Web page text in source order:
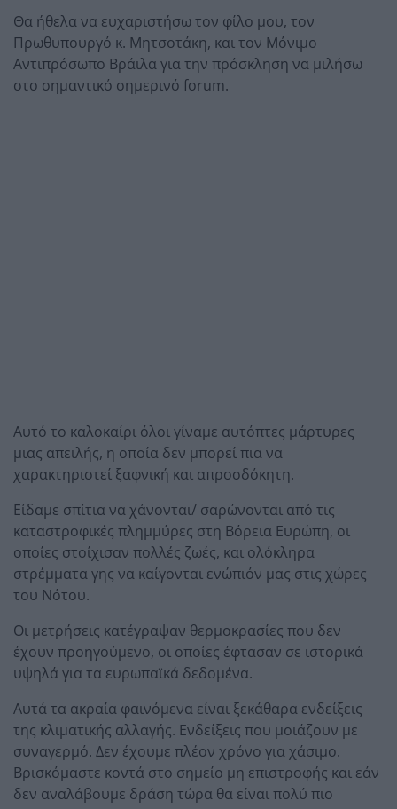
Θα ήθελα να ευχαριστήσω τον φίλο μου, τον
Πρωθυπουργό κ. Μητσοτάκη, και τον Μόνιμο
Αντιπρόσωπο Βράιλα για την πρόσκληση να μιλήσω
στο σημαντικό σημερινό forum.
Αυτό το καλοκαίρι όλοι γίναμε αυτόπτες μάρτυρες
μιας απειλής, η οποία δεν μπορεί πια να
χαρακτηριστεί ξαφνική και απροσδόκητη.
Είδαμε σπίτια να χάνονται/ σαρώνονται από τις
καταστροφικές πλημμύρες στη Βόρεια Ευρώπη, οι
οποίες στοίχισαν πολλές ζωές, και ολόκληρα
στρέμματα γης να καίγονται ενώπιόν μας στις χώρες
του Νότου.
Οι μετρήσεις κατέγραψαν θερμοκρασίες που δεν
έχουν προηγούμενο, οι οποίες έφτασαν σε ιστορικά
υψηλά για τα ευρωπαϊκά δεδομένα.
Αυτά τα ακραία φαινόμενα είναι ξεκάθαρα ενδείξεις
της κλιματικής αλλαγής. Ενδείξεις που μοιάζουν με
συναγερμό. Δεν έχουμε πλέον χρόνο για χάσιμο.
Βρισκόμαστε κοντά στο σημείο μη επιστροφής και εάν
δεν αναλάβουμε δράση τώρα θα είναι πολύ πιο